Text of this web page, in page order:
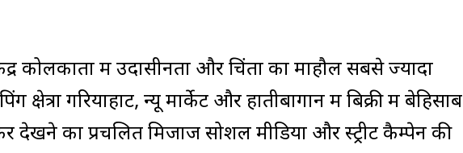
कोलकाता में उदासीनता और चिंता का माहौल सबसे ज्यादा
गरियाहाट, न्यू मार्केट और हातीबागान में बिक्री में बेहिसाब
का प्रचलित मिजाज सोशल मीडिया और स्ट्रीट कैम्पेन की